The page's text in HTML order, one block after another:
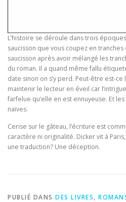
L’histoire se déroule dans trois
saucisson que vous coupez en
saucisson après avoir mélangé les
du roman. Il a quand même fallu
date sinon on s’y perd. Peut-être est-
maintenir le lecteur en éveil car
farfelue qu’elle en est ennuyeuse. Et
naïves.
Cerise sur le gâteau, l’écriture est
caractère ni originalité. Dicker vit à
une traduction? Une déception.
PUBLIÉ DANS DES LIVRES,